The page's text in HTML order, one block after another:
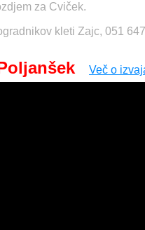
za Cviček.
kleti Zajc, 051
Več o